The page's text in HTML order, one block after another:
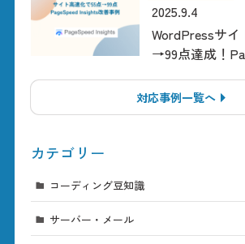
WordPressサ
→99点達成！
2025.9.4
対応事例一覧へ
カテゴリー
コーディング豆知識
サーバー・メール